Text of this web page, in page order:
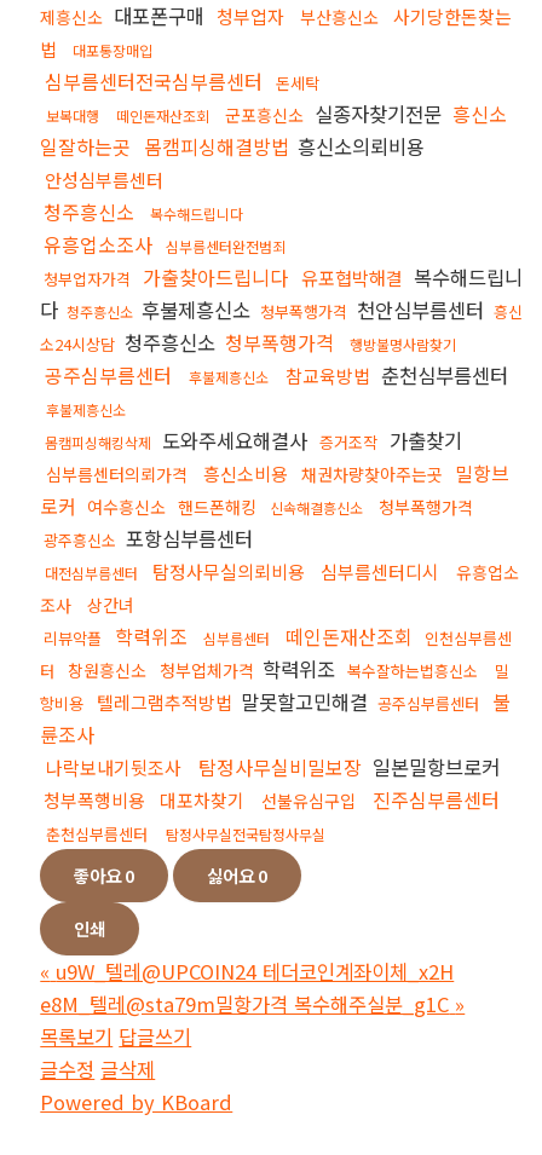
제흥신소 대포폰구매 청부업자 부산흥신소
사기당한돈찾는
법
대포통장매입
심부름센터전국심부름센터 돈세탁
보복대행 떼인돈재산조회 군포흥신소 실종자찾기전문 흥신소
일잘하는곳 몸캠피싱해결방법 흥신소의뢰비용
안성심부름센터
청주흥신소 복수해드립니다
유흥업소조사 심부름센터완전범죄
청부업자가격 가출찾아드립니다 유포협박해결 복수해드립니
다 청주흥신소 후불제흥신소 청부폭행가격 천안심부름센터 흥신
소24시상담 청주흥신소 청부폭행가격 행방불명사람찾기
공주심부름센터 후불제흥신소 참교육방법 춘천심부름센터
후불제흥신소
몸캠피싱해킹삭제
도와주세요해결사 증거조작 가출찾기
심부름센터의뢰가격 흥신소비용 채권차량찾아주는곳 밀항브
로커 여수흥신소 핸드폰해킹 신속해결흥신소 청부폭행가격
광주흥신소 포항심부름센터
대전심부름센터 탐정사무실의뢰비용 심부름센터디시
유흥업소
조사
상간녀
리뷰악플 학력위조 심부름센터 떼인돈재산조회
인천심부름센
터
창원흥신소 청부업체가격 학력위조 복수잘하는법흥신소
밀
항비용
텔레그램추적방법 말못할고민해결 공주심부름센터
불
륜조사
나락보내기뒷조사 탐정사무실비밀보장 일본밀항브로커
청부폭행비용 대포차찾기 선불유심구입 진주심부름센터
춘천심부름센터 탐정사무실전국탐정사무실
좋아요0 싫어요0
인쇄
« u9W_텔레@UPCOIN24 테더코인계좌이체_x2H
e8M_텔레@sta79m밀항가격 복수해주실분_g1C »
목록보기 답글쓰기
글수정 글삭제
Powered by KBoard